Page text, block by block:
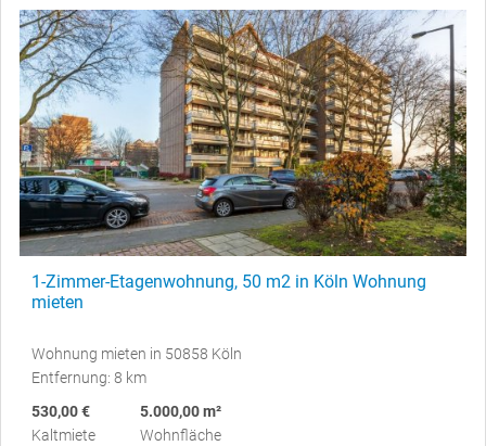
1-Zimmer-Etagenwohnung, 50 m2 in Köln Wohnung
mieten
Wohnung mieten in 50858 Köln
Entfernung: 8 km
530,00 €
Kaltmiete
5.000,00 m²
Wohnfläche